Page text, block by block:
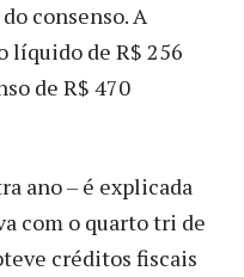
consenso. A
líquido de R$ 256
de R$ 470
ano – é explicada
com o quarto tri de
créditos fiscais